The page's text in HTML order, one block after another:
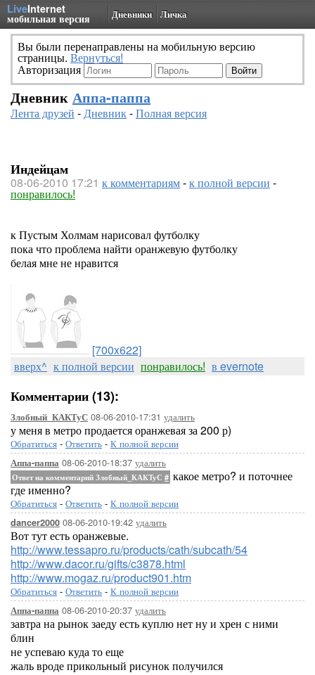
LiveInternet
мобильная версия Дневники Личка
Вы были перенаправлены на мобильную версию
страницы. Вернуться!
Авторизация
Дневник Аппа-паппа
Лента друзей -Дневник-Полная версия
Индейцам
08-06-2010 17:21 к комментариям-к полной версии -
понравилось!
к Пустым Холмам нарисовал футболку
пока что проблема найти оранжевую футболку
белая мне не нравится
[700x622]
вверх^ к полной версии понравилось! в evernote
Комментарии (13):
Злобный_КАКТуС 08-06-2010-17:31 удалить
у меня в метро продается оранжевая за 200 р)
Обратиться - Ответить - К полной версии
Аппа-паппа 08-06-2010-18:37 удалить
Ответ на комментарий Злобный_КАКТуС # какое метро? и поточнее
где именно?
Обратиться - Ответить - К полной версии
dancer2000 08-06-2010-19:42 удалить
Вот тут есть оранжевые.
http://www.tessapro.ru/products/cath/subcath/54
http://www.dacor.ru/gifts/c3878.html
http://www.mogaz.ru/product901.htm
Обратиться - Ответить - К полной версии
Аппа-паппа 08-06-2010-20:37 удалить
завтра на рынок заеду есть куплю нет ну и хрен с ними
блин
не успеваю куда то еще
жаль вроде прикольный рисунок получился